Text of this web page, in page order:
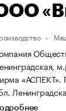
«АСПЕКТ».